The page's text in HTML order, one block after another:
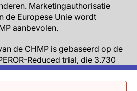
Marketingauthorisatie
de Europese Unie wordt
aanbevolen.
de CHMP is gebaseerd op de
Reduced trial, die 3.730
HFrEF includeerde. De studie
dubbelblinde trial die